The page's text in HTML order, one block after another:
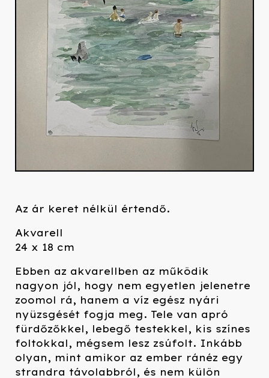
Az ár keret nélkül értendő.
Akvarell
24 x 18 cm
Ebben az akvarellben az működik
nagyon jól, hogy nem egyetlen jelenetre
zoomol rá, hanem a víz egész nyári
nyüzsgését fogja meg. Tele van apró
fürdőzőkkel, lebegő testekkel, kis színes
foltokkal, mégsem lesz zsúfolt. Inkább
olyan, mint amikor az ember ránéz egy
strandra távolabbról, és nem külön